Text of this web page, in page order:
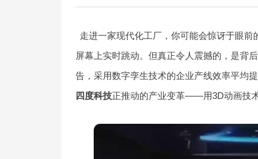
走进一家现代化工厂，你可能会惊讶于眼
屏幕上实时跳动。但真正令人震撼的，是背
告，采用数字孪生技术的企业产线效率平均
四度科技正推动的产业变革——用3D动画技术